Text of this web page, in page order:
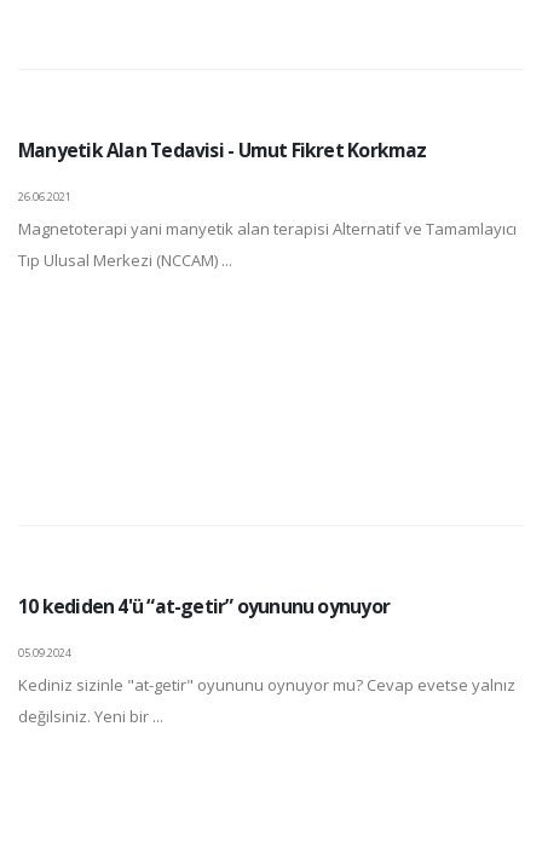
Manyetik Alan Tedavisi - Umut Fikret Korkmaz
26.06.2021
Magnetoterapi yani manyetik alan terapisi Alternatif ve Tamamlayıcı
Tıp Ulusal Merkezi (NCCAM) ...
10 kediden 4'ü “at-getir” oyununu oynuyor
05.09.2024
Kediniz sizinle "at-getir" oyununu oynuyor mu? Cevap evetse yalnız
değilsiniz. Yeni bir ...